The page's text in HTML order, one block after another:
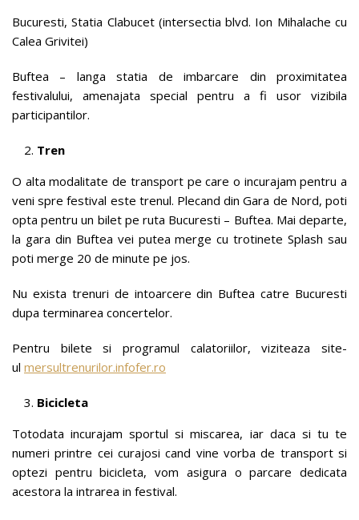
Bucuresti, Statia Clabucet (intersectia blvd. Ion Mihalache cu
Calea Grivitei)
Buftea – langa statia de imbarcare din proximitatea
festivalului, amenajata special pentru a fi usor vizibila
participantilor.
Tren
O alta modalitate de transport pe care o incurajam pentru a
veni spre festival este trenul. Plecand din Gara de Nord, poti
opta pentru un bilet pe ruta Bucuresti – Buftea. Mai departe,
la gara din Buftea vei putea merge cu trotinete Splash sau
poti merge 20 de minute pe jos.
Nu exista trenuri de intoarcere din Buftea catre Bucuresti
dupa terminarea concertelor.
Pentru bilete si programul calatoriilor, viziteaza site-
ul mersultrenurilor.infofer.ro
Bicicleta
Totodata incurajam sportul si miscarea, iar daca si tu te
numeri printre cei curajosi cand vine vorba de transport si
optezi pentru bicicleta, vom asigura o parcare dedicata
acestora la intrarea in festival.